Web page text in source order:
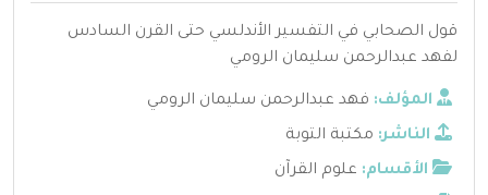
قول الصحابي في التفسير الأندلسي حتى القرن السادس
لفهد عبدالرحمن سليمان الرومي
المؤلف: فهد عبدالرحمن سليمان الرومي
الناشر: مكتبة التوبة
الأقسام: علوم القرآن